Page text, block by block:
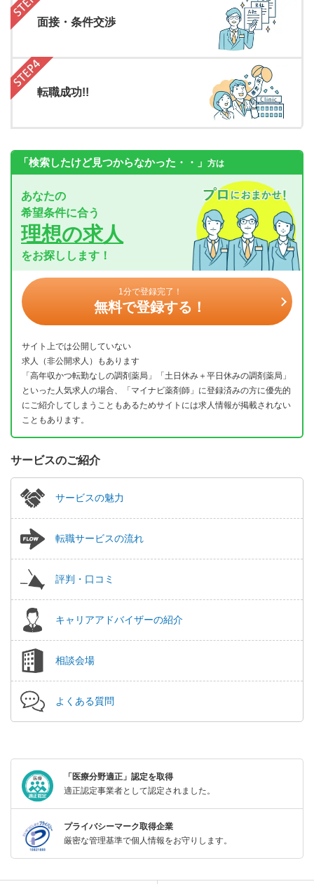
面接・条件交渉
転職成功!!
「検索したけど見つからなかった・・」 方は
あなたの
希望条件に合う
理想の求人
をお探しします！
1分で登録完了！
無料で登録する！
サイト上では公開していない
求人（非公開求人）もあります
「高年収かつ転勤なしの調剤薬局」「土日休み＋平日休みの調剤薬局」
といった人気求人の場合、「マイナビ薬剤師」に登録済みの方に優先的
にご紹介してしまうこともあるためサイトには求人情報が掲載されない
こともあります。
サービスのご紹介
サービスの魅力
転職サービスの流れ
評判・口コミ
キャリアアドバイザーの紹介
相談会場
よくある質問
「医療分野適正」認定を取得
適正認定事業者として認定されました。
プライバシーマーク取得企業
厳密な管理基準で個人情報をお守りします。